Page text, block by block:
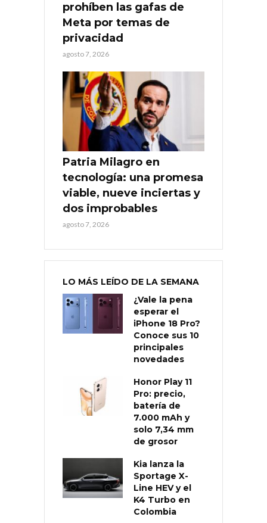
prohíben las gafas de
Meta por temas de
privacidad
agosto 7, 2026
Patria Milagro en
tecnología: una promesa
viable, nueve inciertas y
dos improbables
agosto 7, 2026
LO MÁS LEÍDO DE LA SEMANA
¿Vale la pena
esperar el
iPhone 18 Pro?
Conoce sus 10
principales
novedades
Honor Play 11
Pro: precio,
batería de
7.000 mAh y
solo 7,34 mm
de grosor
Kia lanza la
Sportage X-
Line HEV y el
K4 Turbo en
Colombia